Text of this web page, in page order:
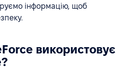
інформацію, щоб
використовує